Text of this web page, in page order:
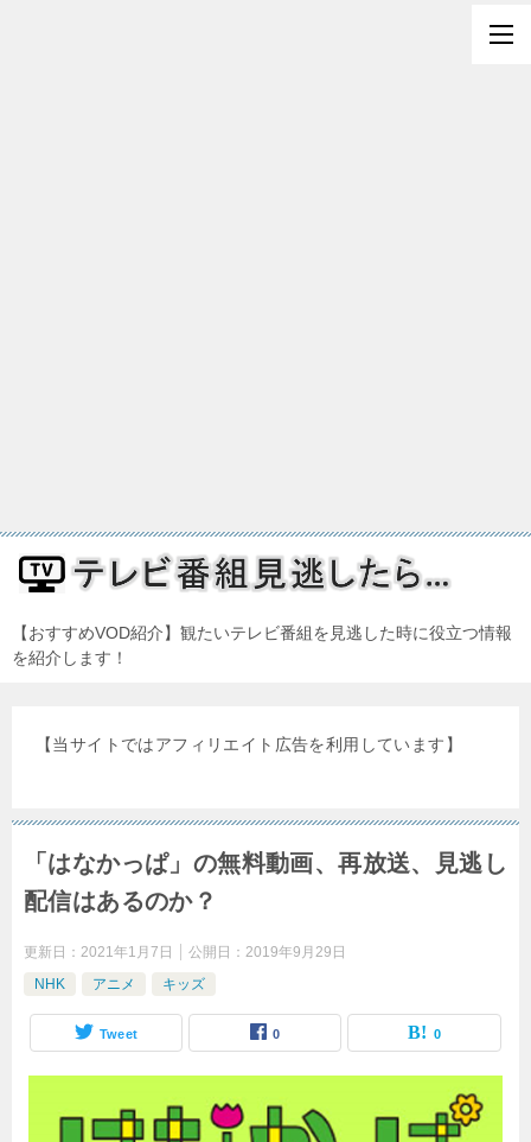
【おすすめVOD紹介】観たいテレビ番組を見逃した時に役立つ情報
を紹介します！
【当サイトではアフィリエイト広告を利用しています】
「はなかっぱ」の無料動画、再放送、見逃し
配信はあるのか？
更新日： 2021年1月7日 公開日： 2019年9月29日
NHK
アニメ キッズ
Tweet 0 0